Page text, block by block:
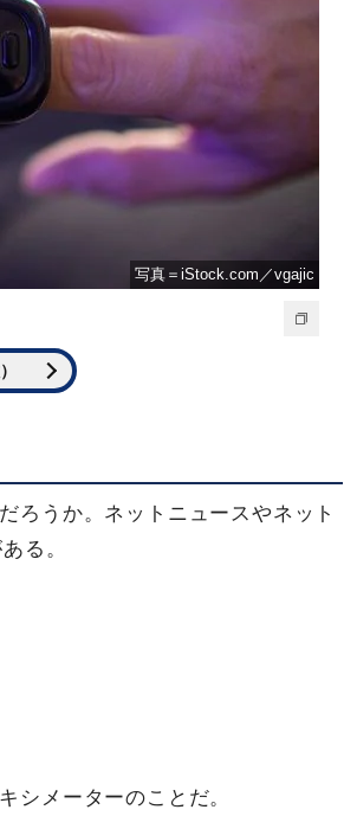
写真＝iStock.com／vgajic
ろうか。ネットニュースやネット
る。
シメーターのことだ。